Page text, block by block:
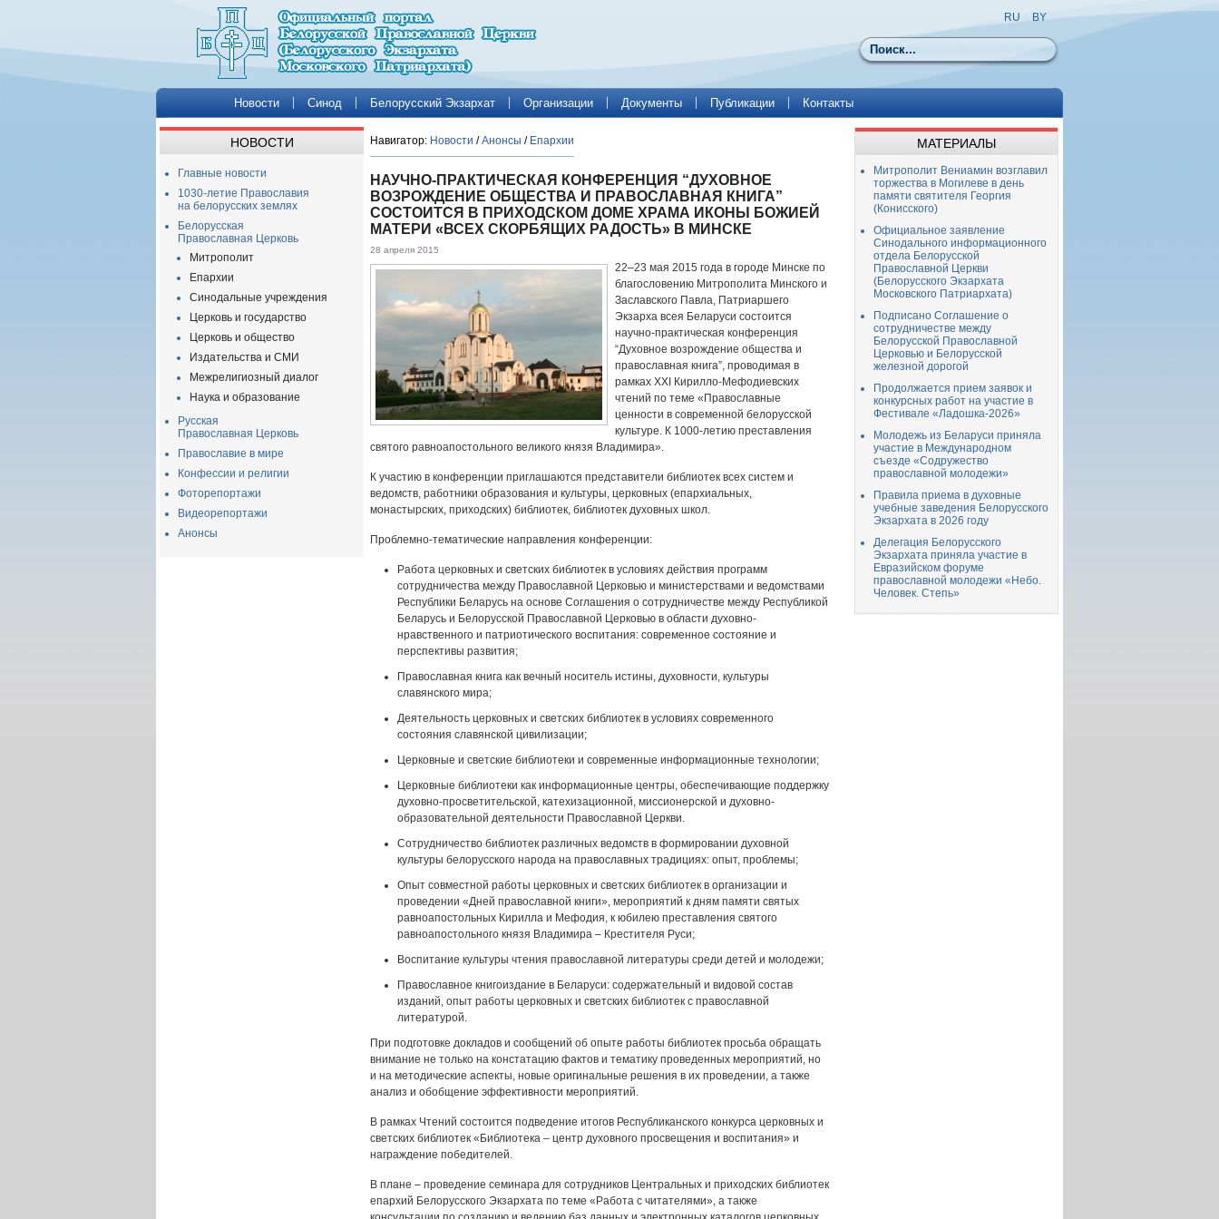
Поиск
RU BY
Новости Синод Белорусский Экзархат Организации Документы Публикации Контакты
НОВОСТИ
Главные новости
1030-летие Православия
на белорусских землях
Белорусская
Православная Церковь
Митрополит
Епархии
Синодальные учреждения
Церковь и государство
Церковь и общество
Издательства и СМИ
Межрелигиозный диалог
Наука и образование
Русская
Православная Церковь
Православие в мире
Конфессии и религии
Фоторепортажи
Видеорепортажи
Анонсы
Навигатор: Новости /Анонсы / Епархии
НАУЧНО-ПРАКТИЧЕСКАЯ КОНФЕРЕНЦИЯ “ДУХОВНОЕ
ВОЗРОЖДЕНИЕ ОБЩЕСТВА И ПРАВОСЛАВНАЯ КНИГА”
СОСТОИТСЯ В ПРИХОДСКОМ ДОМЕ ХРАМА ИКОНЫ БОЖИЕЙ
МАТЕРИ «ВСЕХ СКОРБЯЩИХ РАДОСТЬ» В МИНСКЕ
28 апреля 2015
22–23 мая 2015 года в городе Минске по
благословению Митрополита Минского и
Заславского Павла, Патриаршего
Экзарха всея Беларуси состоится
научно-практическая конференция
“Духовное возрождение общества и
православная книга”, проводимая в
рамках ХXI Кирилло-Мефодиевских
чтений по теме «Православные
ценности в современной белорусской
культуре. К 1000-летию преставления
святого равноапостольного великого князя Владимира».
К участию в конференции приглашаются представители библиотек всех систем и
ведомств, работники образования и культуры, церковных (епархиальных,
монастырских, приходских) библиотек, библиотек духовных школ.
Проблемно-тематические направления конференции:
Работа церковных и светских библиотек в условиях действия программ
сотрудничества между Православной Церковью и министерствами и ведомствами
Республики Беларусь на основе Соглашения о сотрудничестве между Республикой
Беларусь и Белорусской Православной Церковью в области духовно-
нравственного и патриотического воспитания: современное состояние и
перспективы развития;
Православная книга как вечный носитель истины, духовности, культуры
славянского мира;
Деятельность церковных и светских библиотек в условиях современного
состояния славянской цивилизации;
Церковные и светские библиотеки и современные информационные технологии;
Церковные библиотеки как информационные центры, обеспечивающие поддержку
духовно-просветительской, катехизационной, миссионерской и духовно-
образовательной деятельности Православной Церкви.
Сотрудничество библиотек различных ведомств в формировании духовной
культуры белорусского народа на православных традициях: опыт, проблемы;
Опыт совместной работы церковных и светских библиотек в организации и
проведении «Дней православной книги», мероприятий к дням памяти святых
равноапостольных Кирилла и Мефодия, к юбилею преставления святого
равноапостольного князя Владимира – Крестителя Руси;
Воспитание культуры чтения православной литературы среди детей и молодежи;
Православное книгоиздание в Беларуси: содержательный и видовой состав
изданий, опыт работы церковных и светских библиотек с православной
литературой.
При подготовке докладов и сообщений об опыте работы библиотек просьба обращать
внимание не только на констатацию фактов и тематику проведенных мероприятий, но
и на методические аспекты, новые оригинальные решения в их проведении, а также
анализ и обобщение эффективности мероприятий.
В рамках Чтений состоится подведение итогов Республиканского конкурса церковных и
светских библиотек «Библиотека – центр духовного просвещения и воспитания» и
награждение победителей.
В плане – проведение семинара для сотрудников Центральных и приходских библиотек
епархий Белорусского Экзархата по теме «Работа с читателями», а также
МАТЕРИАЛЫ
Митрополит Вениамин возглавил
торжества в Могилеве в день
памяти святителя Георгия
(Конисского)
Официальное заявление
Синодального информационного
отдела Белорусской
Православной Церкви
(Белорусского Экзархата
Московского Патриархата)
Подписано Соглашение о
сотрудничестве между
Белорусской Православной
Церковью и Белорусской
железной дорогой
Продолжается прием заявок и
конкурсных работ на участие в
Фестивале «Ладошка-2026»
Молодежь из Беларуси приняла
участие в Международном
съезде «Содружество
православной молодежи»
Правила приема в духовные
учебные заведения Белорусского
Экзархата в 2026 году
Делегация Белорусского
Экзархата приняла участие в
Евразийском форуме
православной молодежи «Небо.
Человек. Степь»